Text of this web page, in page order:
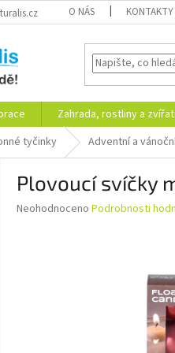
O NÁS KONTAKTY
Zahrada, rostliny a
tyčinky Adventní a
Plovoucí svíčky
Průměrné
Neohodnoceno Podrobnosti